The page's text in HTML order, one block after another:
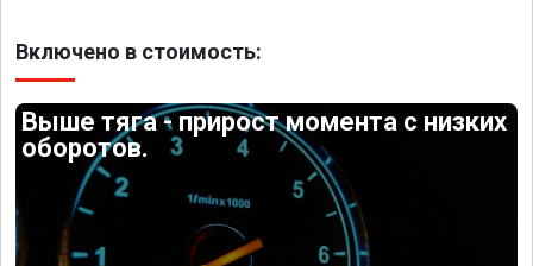
Включено в стоимость:
Выше тяга - прирост момента с низких
оборотов.